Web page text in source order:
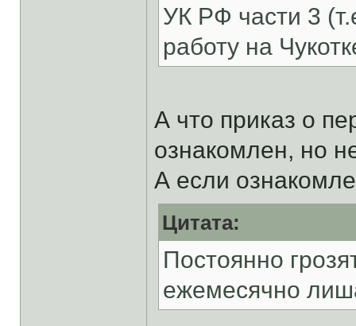
УК РФ части 3
работу на
А что приказ о
ознакомлен, но
А если
Цитата:
Постоянно
ежемесячно